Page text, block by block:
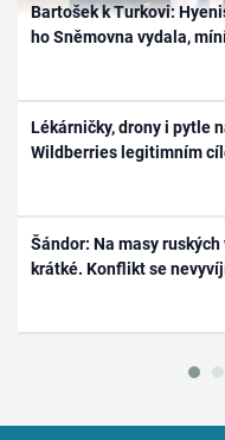
Bartošek k Turkovi:
ho Sněmovna vydala,
Lékárničky, drony i pytle
Wildberries legitimním
Šándor: Na masy
krátké. Konflikt se